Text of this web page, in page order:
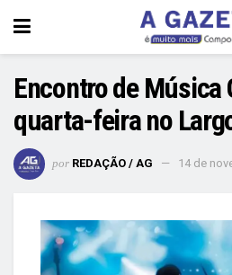
Encontro de Música
quarta-feira no
por REDAÇÃO / AG 14 de